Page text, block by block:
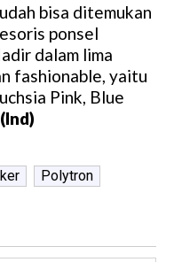
bisa ditemukan
ponsel
dalam lima
fashionable, yaitu
Pink, Blue
(Ind)
Polytron